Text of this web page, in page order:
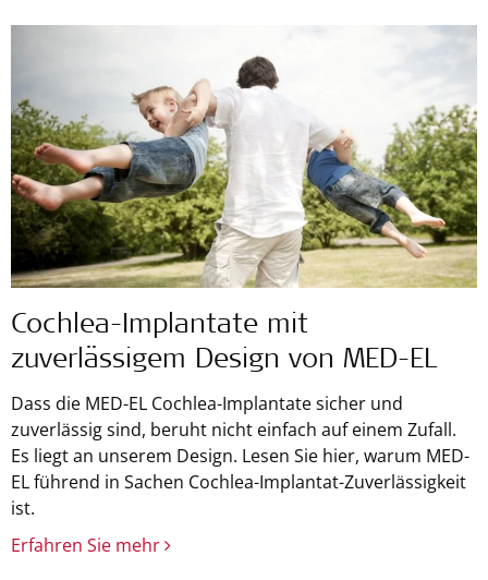
Cochlea-Implantate mit
zuverlässigem Design von MED-EL
Dass die MED-EL Cochlea-Implantate sicher und
zuverlässig sind, beruht nicht einfach auf einem Zufall.
Es liegt an unserem Design. Lesen Sie hier, warum MED-
EL führend in Sachen Cochlea-Implantat-Zuverlässigkeit
ist.
Erfahren Sie mehr